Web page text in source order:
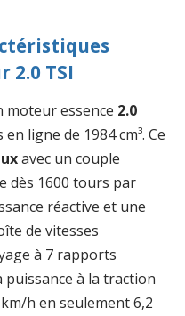
2.0 TSI
moteur essence 2.0
ligne de 1984 cm³. Ce
avec un couple
dès 1600 tours par
réactive et une
de vitesses
à 7 rapports
à la traction
h en seulement 6,2